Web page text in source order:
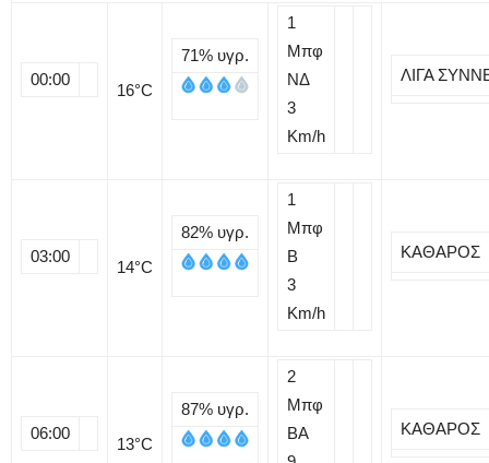
00:00
16°C
71% υγρ.
1
Μπφ
ΝΔ
3
Km/h
ΛΙΓΑ
03:00
14°C
82% υγρ.
1
Μπφ
B
3
Km/h
ΚΑΘΑΡΟΣ
06:00
13°C
87% υγρ.
2
Μπφ
BA
ΚΑΘΑΡΟΣ